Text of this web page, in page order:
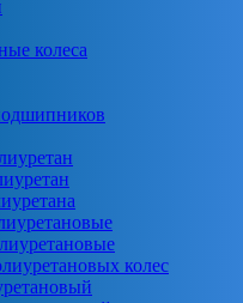
колеса
колес